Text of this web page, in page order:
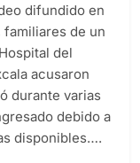
difundido en
de un
del
acusaron
durante varias
debido a
disponibles….